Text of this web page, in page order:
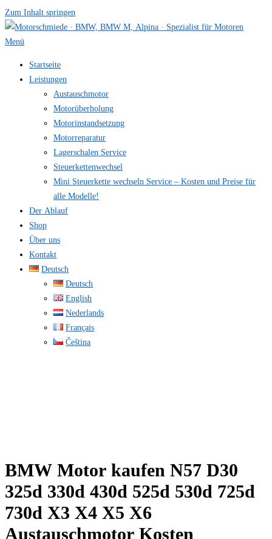
Zum Inhalt springen
Menü
Startseite
Leistungen
Austauschmotor
Motorüberholung
Motorinstandsetzung
Motorreparatur
Lagerschalen Service
Steuerkettenwechsel
Mini Steuer­kette wechseln Service – Kosten und Preise für
alle Modelle!
Der Ablauf
Shop
Über uns
Kontakt
Deutsch
Deutsch
English
Nederlands
Français
Čeština
BMW Motor kaufen N57 D30
325d 330d 430d 525d 530d 725d
730d X3 X4 X5 X6
Austauschmotor Kosten